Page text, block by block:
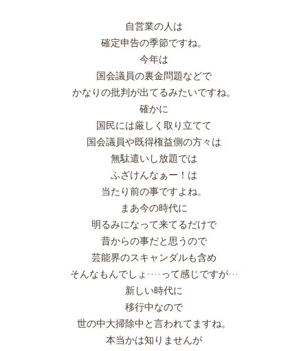
自営業の人は
確定申告の季節ですね。
今年は
国会議員の裏金問題などで
かなりの批判が出てるみたいですね。
確かに
国民には厳しく取り立てて
国会議員や既得権益側の方々は
無駄遣いし放題では
ふざけんなぁー！は
当たり前の事ですよね。
まあ今の時代に
明るみになって来てるだけで
昔からの事だと思うので
芸能界のスキャンダルも含め
そんなもんでしょ····って感じですが···
新しい時代に
移行中なので
世の中大掃除中と言われてますね。
本当かは知りませんが